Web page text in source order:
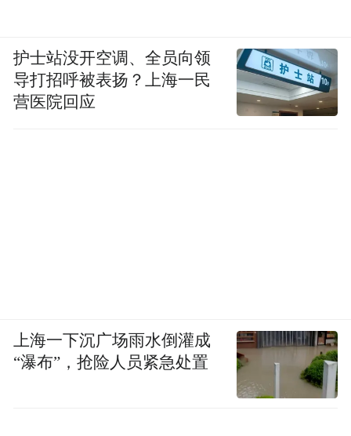
护士站没开空调、全员向领
导打招呼被表扬？上海一民
营医院回应
上海一下沉广场雨水倒灌成
“瀑布”，抢险人员紧急处置